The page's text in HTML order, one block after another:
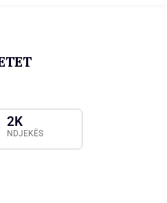
2K
NDJEKËS